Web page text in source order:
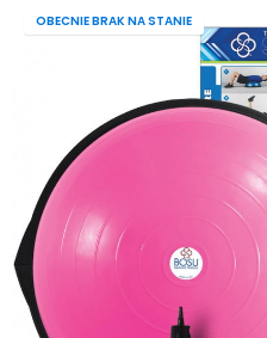
OBECNIE BRAK NA STANIE